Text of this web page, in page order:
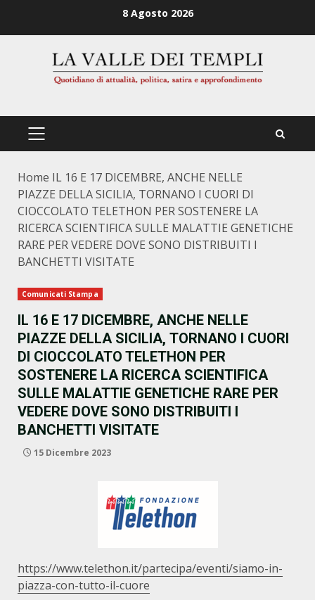
8 Agosto 2026
PRIMÄRES
Home IL 16 E 17 DICEMBRE, ANCHE NELLE
PIAZZE DELLA SICILIA, TORNANO I CUORI DI
CIOCCOLATO TELETHON PER SOSTENERE LA
RICERCA SCIENTIFICA SULLE MALATTIE GENETICHE
RARE PER VEDERE DOVE SONO DISTRIBUITI I
BANCHETTI VISITATE
Comunicati Stampa
IL 16 E 17 DICEMBRE, ANCHE NELLE
PIAZZE DELLA SICILIA, TORNANO I CUORI
DI CIOCCOLATO TELETHON PER
SOSTENERE LA RICERCA SCIENTIFICA
SULLE MALATTIE GENETICHE RARE PER
VEDERE DOVE SONO DISTRIBUITI I
BANCHETTI VISITATE
15 Dicembre 2023
https://www.telethon.it/partecipa/eventi/siamo-in-
piazza-con-tutto-il-cuore